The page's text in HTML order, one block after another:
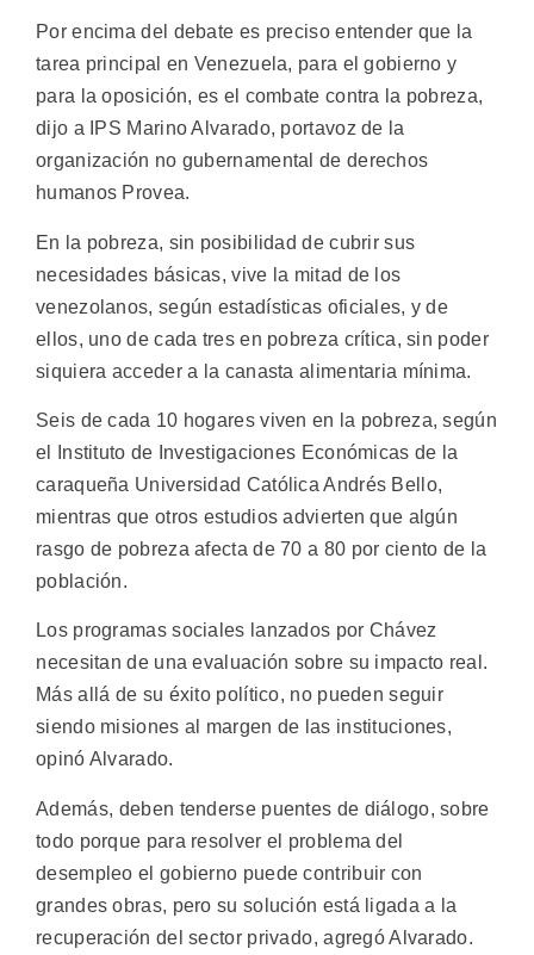
Por encima del debate es preciso entender que la
tarea principal en Venezuela, para el gobierno y
para la oposición, es el combate contra la pobreza,
dijo a IPS Marino Alvarado, portavoz de la
organización no gubernamental de derechos
humanos Provea.
En la pobreza, sin posibilidad de cubrir sus
necesidades básicas, vive la mitad de los
venezolanos, según estadísticas oficiales, y de
ellos, uno de cada tres en pobreza crítica, sin poder
siquiera acceder a la canasta alimentaria mínima.
Seis de cada 10 hogares viven en la pobreza, según
el Instituto de Investigaciones Económicas de la
caraqueña Universidad Católica Andrés Bello,
mientras que otros estudios advierten que algún
rasgo de pobreza afecta de 70 a 80 por ciento de la
población.
Los programas sociales lanzados por Chávez
necesitan de una evaluación sobre su impacto real.
Más allá de su éxito político, no pueden seguir
siendo misiones al margen de las instituciones,
opinó Alvarado.
Además, deben tenderse puentes de diálogo, sobre
todo porque para resolver el problema del
desempleo el gobierno puede contribuir con
grandes obras, pero su solución está ligada a la
recuperación del sector privado, agregó Alvarado.